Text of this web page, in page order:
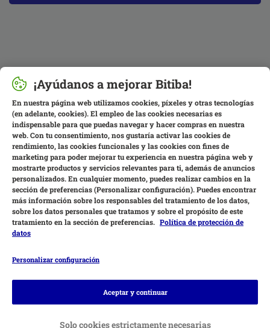
Métodos de pago
¡Ayúdanos a mejorar Bitiba!
En nuestra página web utilizamos cookies, píxeles y otras tecnologías
(en adelante, cookies). El empleo de las cookies necesarias es
indispensable para que puedas navegar y hacer compras en nuestra
web. Con tu consentimiento, nos gustaría activar las cookies de
rendimiento, las cookies funcionales y las cookies con fines de
marketing para poder mejorar tu experiencia en nuestra página web y
mostrarte productos y servicios relevantes para ti, además de anuncios
personalizados. En cualquier momento, puedes realizar cambios en la
sección de preferencias (Personalizar configuración). Puedes encontrar
más información sobre los responsables del tratamiento de los datos,
sobre los datos personales que tratamos y sobre el propósito de este
tratamiento en la sección de preferencias. Política de protección de
datos
Personalizar configuración
Solo cookies estrictamente necesarias
Aceptar y continuar